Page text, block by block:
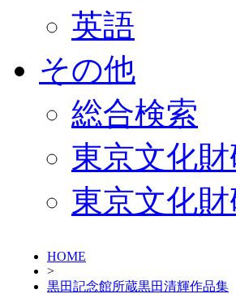
英語
その他
総合検索
東京文化
東京文化
HOME
>
黒田記念館所蔵黒田清輝作品集